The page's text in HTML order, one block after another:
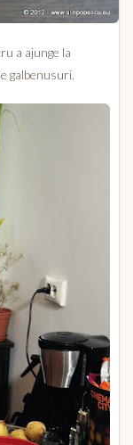
a ajunge la
galbenusuri.